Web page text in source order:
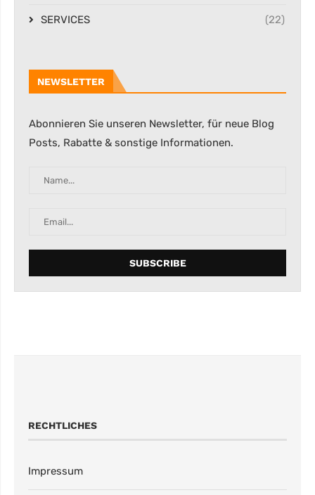
SERVICES (22)
NEWSLETTER
Abonnieren Sie unseren Newsletter, für neue Blog
Posts, Rabatte & sonstige Informationen.
RECHTLICHES
Impressum